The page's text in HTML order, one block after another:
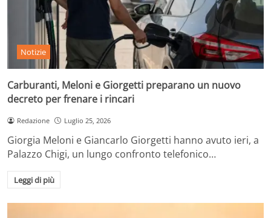
Notizie
Carburanti, Meloni e Giorgetti preparano un nuovo
decreto per frenare i rincari
Redazione Luglio 25, 2026
Giorgia Meloni e Giancarlo Giorgetti hanno avuto ieri, a
Palazzo Chigi, un lungo confronto telefonico…
Leggi di più